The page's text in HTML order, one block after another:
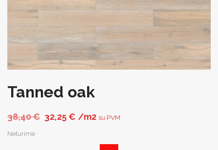
Tanned oak
38,40€ Original price was: 38,40 €.
32,25€ Current price is: 32,25 €.
/m2 su PVM
Neturime